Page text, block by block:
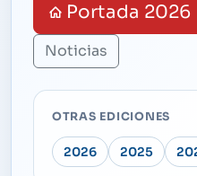
Portada 2026
Noticias
OTRAS EDICIONES
2026 2025